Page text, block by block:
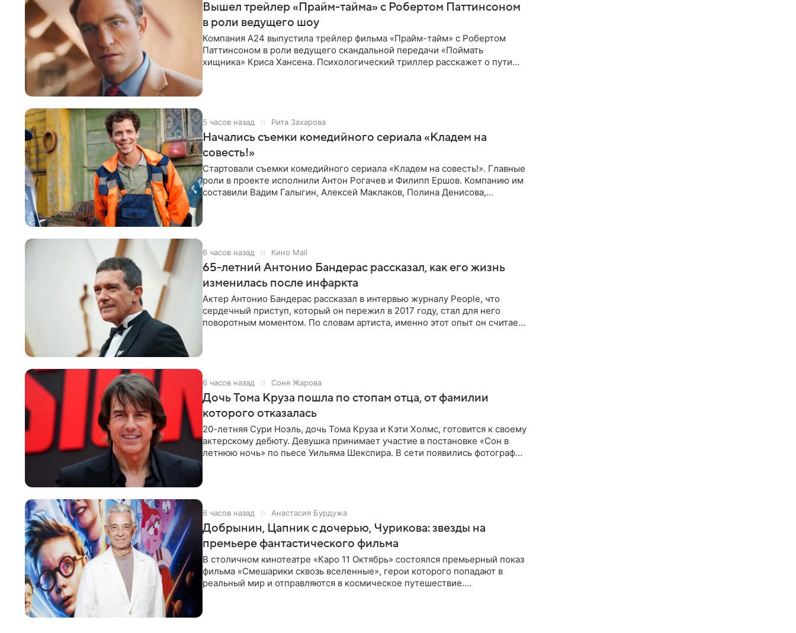
Вышел трейлер «Прайм-тайма» с Робертом Паттинсоном
в роли ведущего шоу
Компания A24 выпустила трейлер фильма «Прайм-тайм» с Робертом
Паттинсоном в роли ведущего скандальной передачи «Поймать
хищника» Криса Хансена. Психологический триллер расскажет о пути
5 часов назад Рита Захарова
Начались съемки комедийного сериала «Кладем на
совесть!»
Стартовали съемки комедийного сериала «Кладем на совесть!». Главные
роли в проекте исполнили Антон Рогачев и Филипп Ершов. Компанию им
составили Вадим Галыгин, Алексей Маклаков, Полина Денисова,
6 часов назад Кино Mail
65-летний Антонио Бандерас рассказал, как его жизнь
изменилась после инфаркта
Актер Антонио Бандерас рассказал в интервью журналу People, что
сердечный приступ, который он пережил в 2017 году, стал для него
поворотным моментом. По словам артиста, именно этот опыт он считает
6 часов назад Соня Жарова
Дочь Тома Круза пошла по стопам отца, от фамилии
которого отказалась
20-летняя Сури Ноэль, дочь Тома Круза и Кэти Холмс, готовится к своему
актерскому дебюту. Девушка принимает участие в постановке «Сон в
летнюю ночь» по пьесе Уильяма Шекспира. В сети появились фотографии
6 часов назад Анастасия Бурдужа
Добрынин, Цапник с дочерью, Чурикова: звезды на
премьере фантастического фильма
В столичном кинотеатре «Каро 11 Октябрь» состоялся премьерный показ
фильма «Смешарики сквозь вселенные», герои которого попадают в
реальный мир и отправляются в космическое путешествие.